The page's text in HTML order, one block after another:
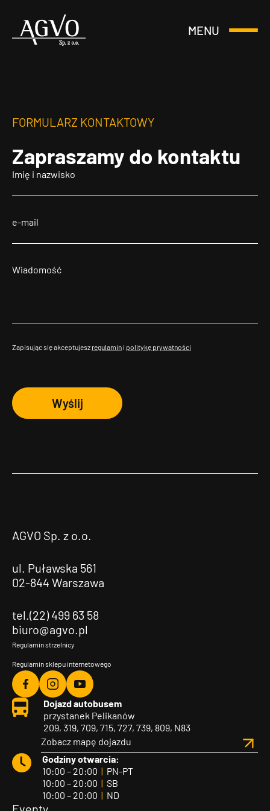
Header
MENU
Otwórz
FORMULARZ KONTAKTOWY
Zapraszamy do kontaktu
Zapisując się akceptujesz regulamin i politykę prywatności
Wyślij
AGVO Sp. z o.o.
ul. Puławska 561
02-844 Warszawa
tel.(22) 499 63 58
biuro@agvo.pl
Regulamin strzelnicy
Regulamin sklepu internetowego
Agvo
Facebook
Agvo
Instagram
Agvo
YouTube
Dojazd autobusem
przystanek Pelikanów
209, 319, 709, 715, 727, 739, 809, N83
Zobacz mapę dojazdu
Godziny otwarcia:
10:00 – 20:00 | PN-PT
10:00 – 20:00 | SB
10:00 – 20:00 | ND